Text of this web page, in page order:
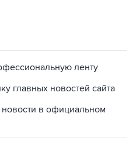
ленту
главных новостей сайта
в официальном